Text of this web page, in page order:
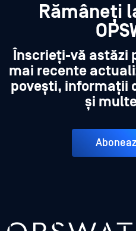
Rămâneți
Înscrieți-vă astăzi
mai recente
povești, informații
și